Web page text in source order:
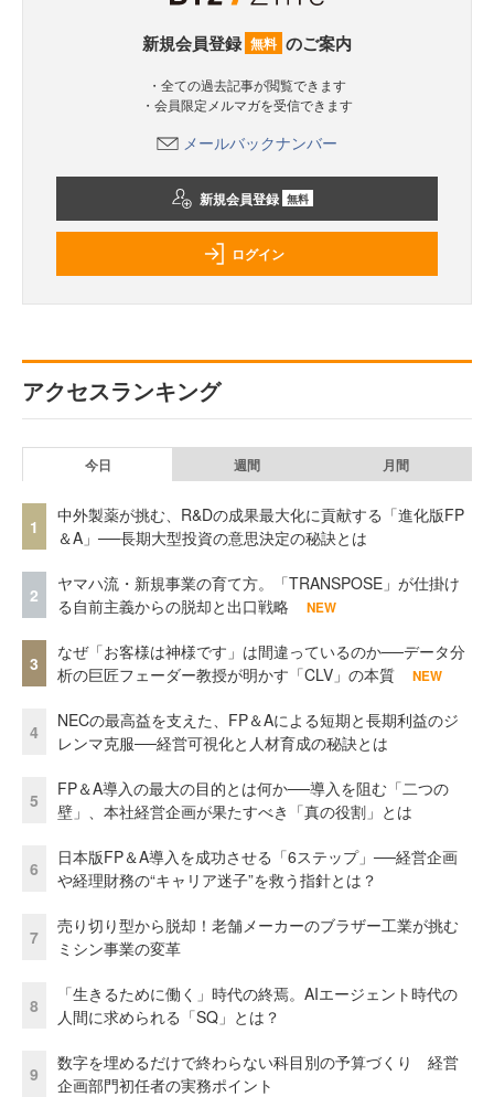
新規会員登録 無料 のご案内
・全ての過去記事が閲覧できます
・会員限定メルマガを受信できます
メールバックナンバー
新規会員登録 無料
ログイン
アクセスランキング
今日 週間 月間
1
中外製薬が挑む、R&Dの成果最大化に貢献する「進化版FP
＆A」──長期大型投資の意思決定の秘訣とは
2
ヤマハ流・新規事業の育て方。「TRANSPOSE」が仕掛け
る自前主義からの脱却と出口戦略
NEW
3
なぜ「お客様は神様です」は間違っているのか──データ分
析の巨匠フェーダー教授が明かす「CLV」の本質
NEW
4
NECの最高益を支えた、FP＆Aによる短期と長期利益のジ
レンマ克服──経営可視化と人材育成の秘訣とは
5
FP＆A導入の最大の目的とは何か──導入を阻む「二つの
壁」、本社経営企画が果たすべき「真の役割」とは
6
日本版FP＆A導入を成功させる「6ステップ」──経営企画
や経理財務の“キャリア迷子”を救う指針とは？
7
売り切り型から脱却！老舗メーカーのブラザー工業が挑む
ミシン事業の変革
8
「生きるために働く」時代の終焉。AIエージェント時代の
人間に求められる「SQ」とは？
9
数字を埋めるだけで終わらない科目別の予算づくり 経営
企画部門初任者の実務ポイント